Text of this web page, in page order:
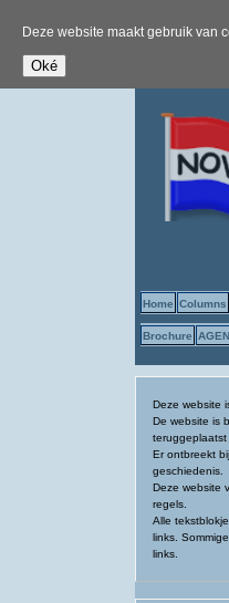
Deze website maakt gebruik van
Home Columns
Brochure
Deze website
De website is
teruggeplaatst
Er ontbreekt
geschiedenis.
Deze website
regels.
Alle
links.
links.